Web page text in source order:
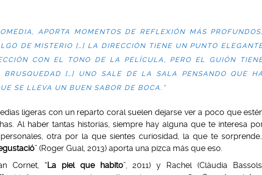
APORTA MOMENTOS DE REFLEXIÓN MÁS PROFUNDOS,
DE MISTERIO […] LA DIRECCIÓN TIENE UN PUNTO
CON EL TONO DE LA PELÍCULA, PERO EL GUIÓN
BRUSQUEDAD […] UNO SALE DE LA SALA PENSANDO QUE HA
SE LLEVA UN BUEN SABOR DE BOCA. ”
ligeras con un reparto coral suelen dejarse ver a poco que
Al haber tantas historias, siempre hay alguna que te interesa
otra por la que sientes curiosidad, la que te sorprende…
” (Roger Gual, 2013) aporta una pizca más que eso.
Cornet, “La piel que habito”, 2011) y Rachel (Clàudia Bassols,